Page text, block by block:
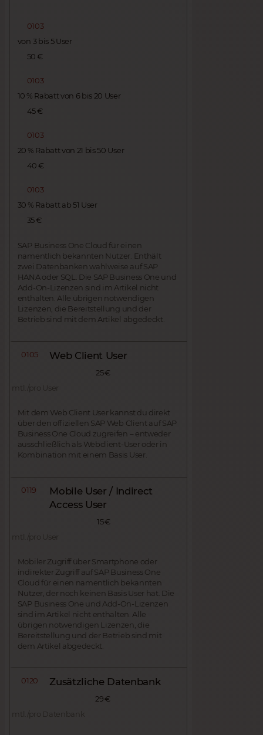
0103
von 3 bis 5 User
50 €
0103
10 % Rabatt von 6 bis 20 User
45 €
0103
20 % Rabatt von 21 bis 50 User
40 €
0103
30 % Rabatt ab 51 User
35 €
SAP Business One Cloud für einen
namentlich bekannten Nutzer. Enthält
zwei Datenbanken wahlweise auf SAP
HANA oder SQL. Die SAP Business One und
Add-On-Lizenzen sind im Artikel nicht
enthalten. Alle übrigen notwendigen
Lizenzen, die Bereitstellung und der
Betrieb sind mit dem Artikel abgedeckt.
0105 Web Client User
25 €
mtl./pro User
Mit dem Web Client User kannst du direkt
über den offiziellen SAP Web Client auf SAP
Business One Cloud zugreifen – entweder
ausschließlich als Webclient-User oder in
Kombination mit einem Basis User.
0119
Mobile User / Indirect
Access User
15 €
mtl./pro User
Mobiler Zugriff über Smartphone oder
indirekter Zugriff auf SAP Business One
Cloud für einen namentlich bekannten
Nutzer, der noch keinen Basis User hat. Die
SAP Business One und Add-On-Lizenzen
sind im Artikel nicht enthalten. Alle
übrigen notwendigen Lizenzen, die
Bereitstellung und der Betrieb sind mit
dem Artikel abgedeckt.
0120 Zusätzliche Datenbank
29 €
mtl./pro Datenbank